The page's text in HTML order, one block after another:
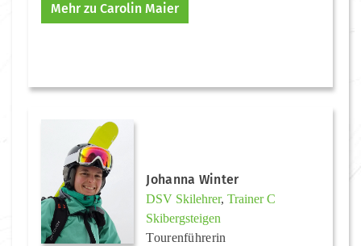
Mehr zu Carolin Maier
Johanna Winter
DSV Skilehrer,Trainer C
Skibergsteigen
Tourenführerin